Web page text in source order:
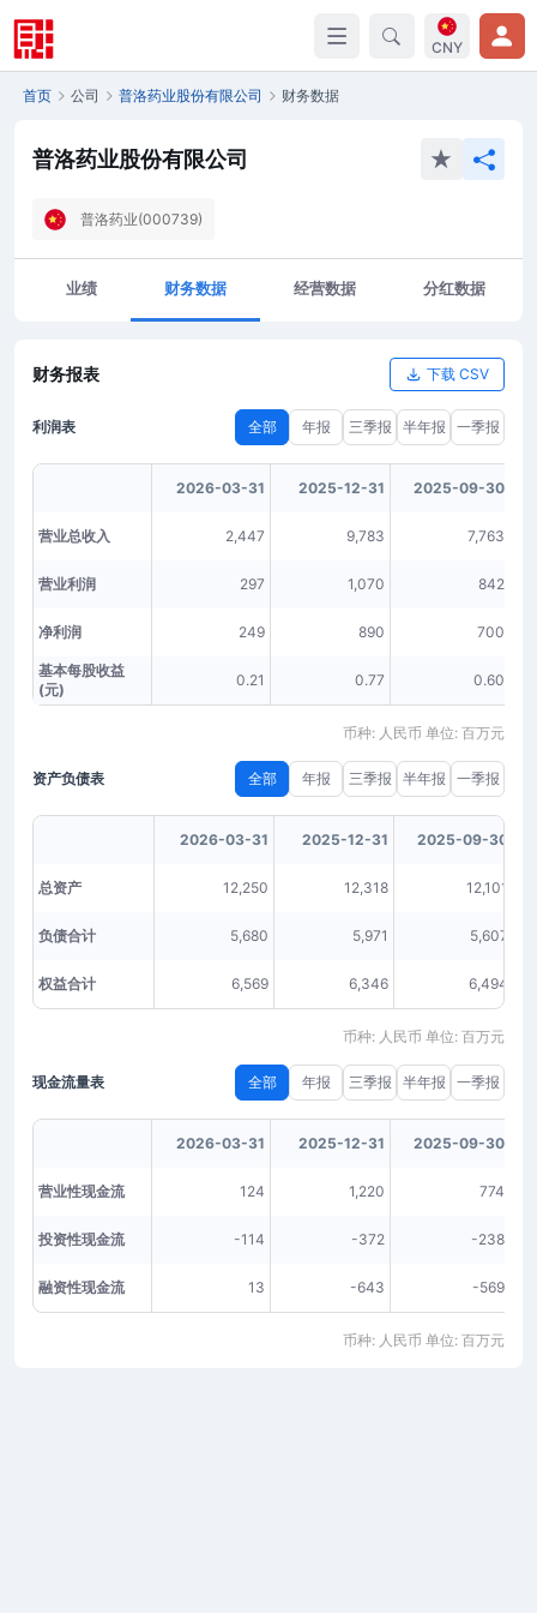
CNY
首页 公司 普洛药业股份有限公司 财务数据
普洛药业股份有限公司
普洛药业(000739)
业绩 财务数据 经营数据 分红数据
财务报表 下载 CSV
利润表 全部 年报 三季报 半年报 一季报
2026-03-31 2025-12-31 2025-09-30
营业总收入 2,447 9,783 7,763
营业利润 297 1,070 842
净利润 249 890 700
基本每股收益
(元)
0.21 0.77 0.60
币种: 人民币 单位: 百万元
资产负债表 全部 年报 三季报 半年报 一季报
2026-03-31 2025-12-31 2025-09-30
总资产 12,250 12,318 12,101
负债合计 5,680 5,971 5,607
权益合计 6,569 6,346 6,494
币种: 人民币 单位: 百万元
现金流量表 全部 年报 三季报 半年报 一季报
2026-03-31 2025-12-31 2025-09-30
营业性现金流 124 1,220 774
投资性现金流 -114 -372 -238
融资性现金流 13 -643 -569
币种: 人民币 单位: 百万元